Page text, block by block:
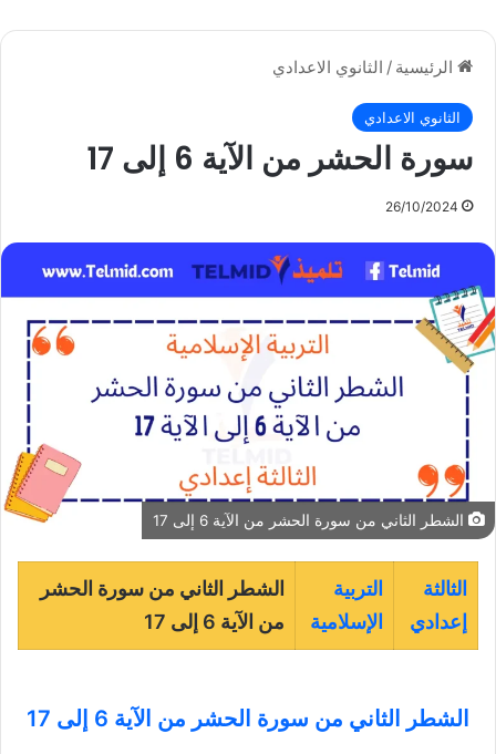
الرئيسية / الثانوي الاعدادي
الثانوي الاعدادي
سورة الحشر من الآية 6 إلى 17
26/10/2024
الشطر الثاني من سورة الحشر من الآية 6 إلى 17
الثالثة
إعدادي
التربية
الإسلامية
الشطر الثاني من سورة الحشر
من الآية 6 إلى 17
الشطر الثاني من سورة الحشر من الآية 6 إلى 17